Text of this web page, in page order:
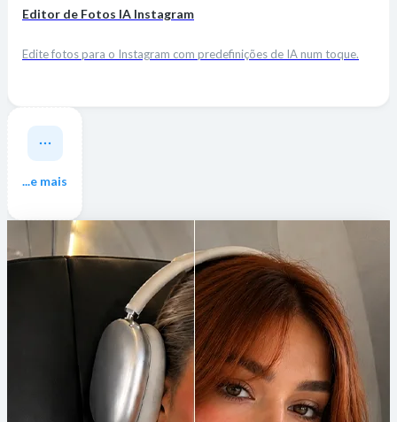
Editor de Fotos IA Instagram
Edite fotos para o Instagram com predefinições de IA num toque.
...e mais